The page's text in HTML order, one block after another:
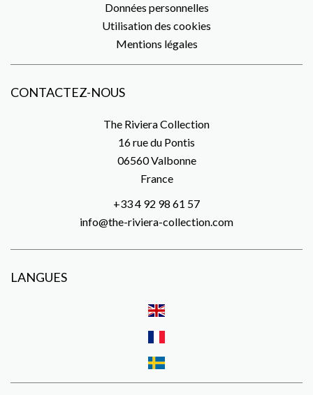
Données personnelles
Utilisation des cookies
Mentions légales
CONTACTEZ-NOUS
The Riviera Collection
16 rue du Pontis
06560Valbonne
France
+33 4 92 98 61 57
info@the-riviera-collection.com
LANGUES